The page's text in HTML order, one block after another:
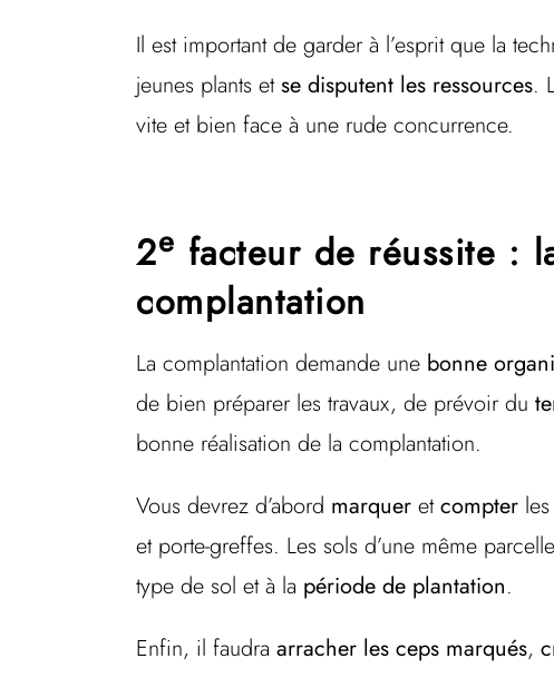
Il est important de garder à l’esprit que la
jeunes plants etse disputent les ressources.
vite et bien face à une rude concurrence.
2e facteur de réussite :
complantation
La complantation demande une bonne
de bien préparer les travaux, de prévoir du
bonne réalisation de la complantation.
Vous devrez d’abord marquer etcompter
et porte-greffes. Les sols d’une même
type de sol et à la période de plantation.
Enfin, il faudra arracher les ceps marqués,